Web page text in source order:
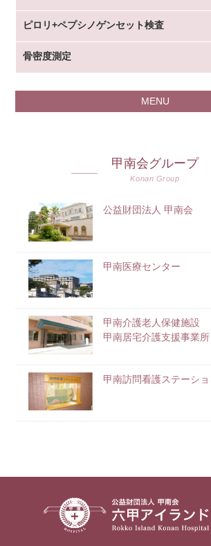
ピロリ+ペプシノゲンセット検査
骨密度測定
MENU
甲南会グループ
Konan Group
公益財団法人 甲南会
甲南医療センター
甲南介護老人保健施設
甲南居宅介護支援事業所
甲南訪問看護ステーショ